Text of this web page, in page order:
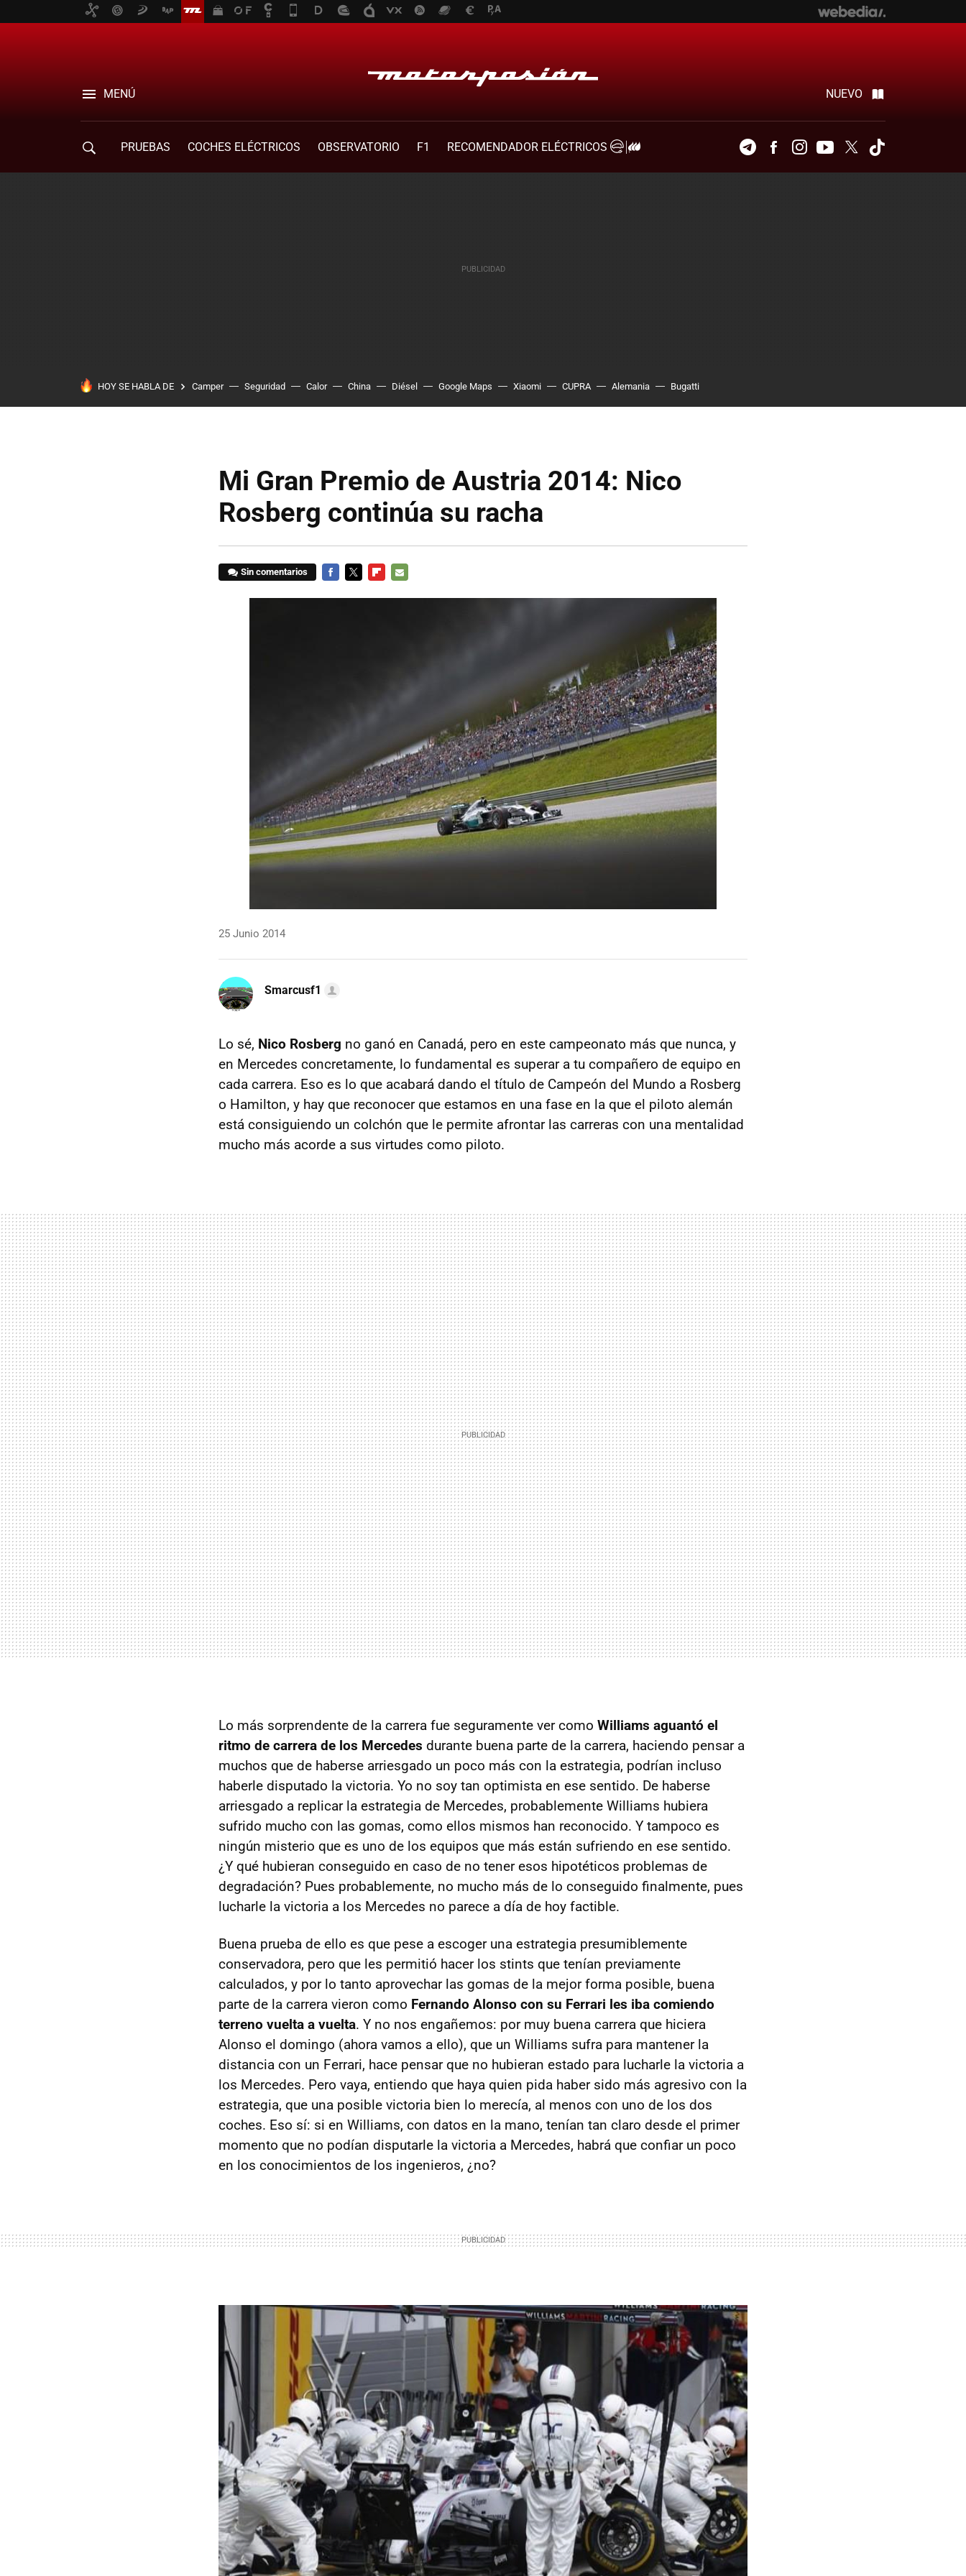
MENÚ NUEVO
PRUEBAS COCHES ELÉCTRICOS OBSERVATORIO F1
RECOMENDADOR ELÉCTRICOS
TelegramFacebookInstagramYoutubeTwitter
HOY SE HABLA DE Camper Seguridad Calor China Diésel Google Maps Xiaomi CUPRA Alemania Bugatti
Mi Gran Premio de Austria 2014: Nico
Rosberg continúa su racha
Sin comentarios
25 Junio 2014
Smarcusf1
Lo sé, Nico Rosberg no ganó en Canadá, pero en este campeonato más que nunca, y
en Mercedes concretamente, lo fundamental es superar a tu compañero de equipo en
cada carrera. Eso es lo que acabará dando el título de Campeón del Mundo a Rosberg
o Hamilton, y hay que reconocer que estamos en una fase en la que el piloto alemán
está consiguiendo un colchón que le permite afrontar las carreras con una mentalidad
mucho más acorde a sus virtudes como piloto.
Lo más sorprendente de la carrera fue seguramente ver como Williams aguantó el
ritmo de carrera de los Mercedes durante buena parte de la carrera, haciendo pensar a
muchos que de haberse arriesgado un poco más con la estrategia, podrían incluso
haberle disputado la victoria. Yo no soy tan optimista en ese sentido. De haberse
arriesgado a replicar la estrategia de Mercedes, probablemente Williams hubiera
sufrido mucho con las gomas, como ellos mismos han reconocido. Y tampoco es
ningún misterio que es uno de los equipos que más están sufriendo en ese sentido.
¿Y qué hubieran conseguido en caso de no tener esos hipotéticos problemas de
degradación? Pues probablemente, no mucho más de lo conseguido finalmente, pues
lucharle la victoria a los Mercedes no parece a día de hoy factible.
Buena prueba de ello es que pese a escoger una estrategia presumiblemente
conservadora, pero que les permitió hacer los stints que tenían previamente
calculados, y por lo tanto aprovechar las gomas de la mejor forma posible, buena
parte de la carrera vieron como Fernando Alonso con su Ferrari les iba comiendo
terreno vuelta a vuelta. Y no nos engañemos: por muy buena carrera que hiciera
Alonso el domingo (ahora vamos a ello), que un Williams sufra para mantener la
distancia con un Ferrari, hace pensar que no hubieran estado para lucharle la victoria a
los Mercedes. Pero vaya, entiendo que haya quien pida haber sido más agresivo con la
estrategia, que una posible victoria bien lo merecía, al menos con uno de los dos
coches. Eso sí: si en Williams, con datos en la mano, tenían tan claro desde el primer
momento que no podían disputarle la victoria a Mercedes, habrá que confiar un poco
en los conocimientos de los ingenieros, ¿no?